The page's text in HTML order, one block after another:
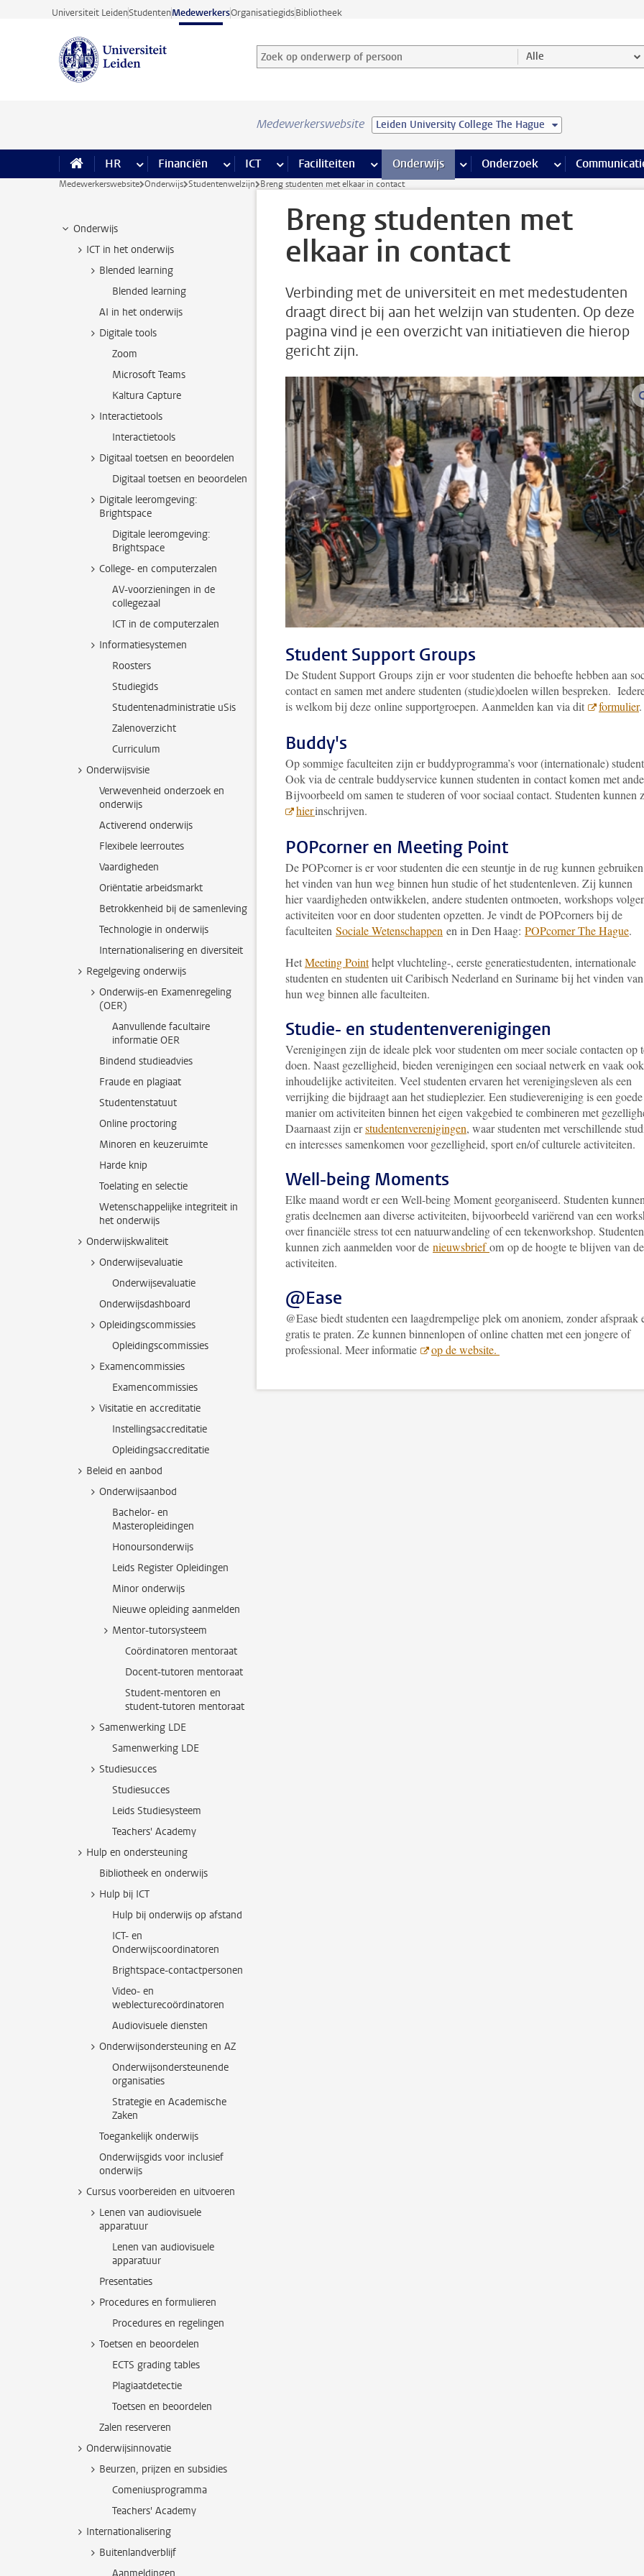
Ga direct naar de inhoud
Universiteit LeidenStudentenMedewerkersOrganisatiegidsBibliotheek
Zoek op onderwerp of persoon en selecteer categorie
Zoekterm Alle
Medewerkerswebsite Leiden University College The Hague
HR meer HR pagina’s
Financiën meer Financiën pagina’s
ICT meer ICT pagina’s
Faciliteiten meer Faciliteiten pagina’s
Onderwijs meer Onderwijs pagina’s
Onderzoek meer Onderzoek
Medewerkerswebsite Onderwijs Studentenwelzijn Breng studenten met elkaar in contact
Onderwijs
ICT in het onderwijs
Blended learning
Blended learning
AI in het onderwijs
Digitale tools
Zoom
Microsoft Teams
Kaltura Capture
Interactietools
Interactietools
Digitaal toetsen en beoordelen
Digitaal toetsen en beoordelen
Digitale leeromgeving:
Brightspace
Digitale leeromgeving:
Brightspace
College- en computerzalen
AV-voorzieningen in de
collegezaal
ICT in de computerzalen
Informatiesystemen
Roosters
Studiegids
Studentenadministratie uSis
Zalenoverzicht
Curriculum
Onderwijsvisie
Verwevenheid onderzoek en
onderwijs
Activerend onderwijs
Flexibele leerroutes
Vaardigheden
Oriëntatie arbeidsmarkt
Betrokkenheid bij de samenleving
Technologie in onderwijs
Internationalisering en diversiteit
Regelgeving onderwijs
Onderwijs-en Examenregeling
(OER)
Aanvullende facultaire
informatie OER
Bindend studieadvies
Fraude en plagiaat
Studentenstatuut
Online proctoring
Minoren en keuzeruimte
Harde knip
Toelating en selectie
Wetenschappelijke integriteit in
het onderwijs
Onderwijskwaliteit
Onderwijsevaluatie
Onderwijsevaluatie
Onderwijsdashboard
Opleidingscommissies
Opleidingscommissies
Examencommissies
Examencommissies
Visitatie en accreditatie
Instellingsaccreditatie
Opleidingsaccreditatie
Beleid en aanbod
Onderwijsaanbod
Bachelor- en
Masteropleidingen
Honoursonderwijs
Leids Register Opleidingen
Minor onderwijs
Nieuwe opleiding aanmelden
Mentor-tutorsysteem
Coördinatoren mentoraat
Docent-tutoren mentoraat
Student-mentoren en
student-tutoren mentoraat
Samenwerking LDE
Samenwerking LDE
Studiesucces
Studiesucces
Leids Studiesysteem
Teachers' Academy
Hulp en ondersteuning
Bibliotheek en onderwijs
Hulp bij ICT
Hulp bij onderwijs op afstand
ICT- en
Onderwijscoordinatoren
Brightspace-contactpersonen
Video- en
weblecturecoördinatoren
Audiovisuele diensten
Onderwijsondersteuning en AZ
Onderwijsondersteunende
organisaties
Strategie en Academische
Zaken
Toegankelijk onderwijs
Onderwijsgids voor inclusief
onderwijs
Cursus voorbereiden en uitvoeren
Lenen van audiovisuele
apparatuur
Lenen van audiovisuele
apparatuur
Presentaties
Procedures en formulieren
Procedures en regelingen
Toetsen en beoordelen
ECTS grading tables
Plagiaatdetectie
Toetsen en beoordelen
Zalen reserveren
Onderwijsinnovatie
Beurzen, prijzen en subsidies
Comeniusprogramma
Teachers' Academy
Internationalisering
Buitenlandverblijf
Breng studenten met
elkaar in contact
Verbinding met de universiteit en met medestudenten
draagt direct bij aan het welzijn van studenten. Op deze
pagina vind je een overzicht van initiatieven die hierop
gericht zijn.
Student Support Groups
De Student Support Groups zijn er voor studenten die behoefte hebben aan
contact en samen met andere studenten (studie)doelen willen bespreken.
is welkom bij deze online supportgroepen. Aanmelden kan via dit
formulier
Buddy's
Op sommige faculteiten zijn er buddyprogramma’s voor (internationale)
Ook via de centrale buddyservice kunnen studenten in contact komen met
Bijvoorbeeld om samen te studeren of voor sociaal contact. Studenten kunnen
hierinschrijven.
POPcorner en Meeting Point
De POPcorner is er voor studenten die een steuntje in de rug kunnen
het vinden van hun weg binnen hun studie of het studentenleven. Zij kunnen
hier vaardigheden ontwikkelen, andere studenten ontmoeten, workshops
activiteiten voor en door studenten opzetten. Je vindt de POPcorners bij de
faculteiten Sociale Wetenschappen en in Den Haag: POPcorner The Hague.
HetMeeting Pointhelpt vluchteling-, eerste generatiestudenten, internationale
studenten en studenten uit Caribisch Nederland en Suriname bij het vinden van
hun weg binnen alle faculteiten.
Studie- en studentenverenigingen
Verenigingen zijn de ideale plek voor studenten om meer sociale contacten op
doen. Naast gezelligheid, bieden verenigingen een sociaal netwerk en vaak ook
inhoudelijke activiteiten. Veel studenten ervaren het verenigingsleven als een
verrijking die bijdraagt aan het studieplezier. Een studievereniging is een goede
manier om activiteiten binnen het eigen vakgebied te combineren met
Daarnaast zijn erstudentenverenigingen, waar studenten met verschillende
en interesses samenkomen voor gezelligheid, sport en/of culturele activiteiten.
Well-being Moments
Elke maand wordt er een Well-being Moment georganiseerd. Studenten
gratis deelnemen aan diverse activiteiten, bijvoorbeeld variërend van een
over financiële stress tot een natuurwandeling of een tekenworkshop. Studenten
kunnen zich aanmelden voor de nieuwsbriefom op de hoogte te blijven van
activiteiten.
@Ease
@Ease biedt studenten een laagdrempelige plek om anoniem, zonder afspraak
gratis te praten. Ze kunnen binnenlopen of online chatten met een jongere of
professional. Meer informatie
op de website.